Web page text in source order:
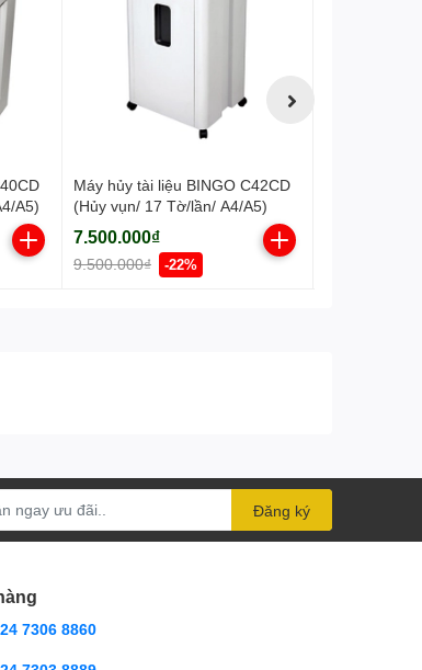
A5)
Máy hủy tài liệu BINGO C42CD
(Hủy vụn/ 17 Tờ/lần/ A4/A5)
7.500.000₫
9.500.000₫ -22%
Đăng ký
7306 8860